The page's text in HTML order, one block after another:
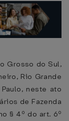
Grosso do Sul,
Rio Grande
neste ato
de Fazenda
§ 4º do art. 6º